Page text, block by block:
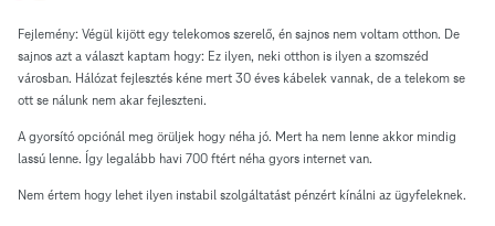
Fejlemény: Végül kijött egy telekomos szerelő, én sajnos nem voltam otthon. De
sajnos azt a választ kaptam hogy: Ez ilyen, neki otthon is ilyen a szomszéd
városban. Hálózat fejlesztés kéne mert 30 éves kábelek vannak, de a telekom se
ott se nálunk nem akar fejleszteni.
A gyorsító opciónál meg örüljek hogy néha jó. Mert ha nem lenne akkor mindig
lassú lenne. Így legalább havi 700 ftért néha gyors internet van.
Nem értem hogy lehet ilyen instabil szolgáltatást pénzért kínálni az ügyfeleknek.